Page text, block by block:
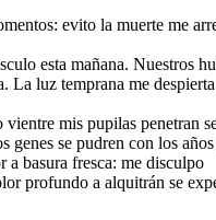
evito la muerte me
esta mañana. Nuestros
La luz temprana me despierta
mis pupilas penetran
se pudren con los
a basura fresca: me disculpo
profundo a alquitrán se